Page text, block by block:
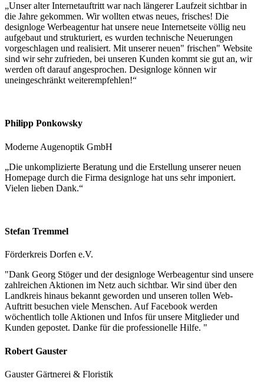
„Unser alter Internetauftritt war nach längerer Laufzeit sichtbar in
die Jahre gekommen. Wir wollten etwas neues, frisches! Die
designloge Werbeagentur hat unsere neue Internetseite völlig neu
aufgebaut und strukturiert, es wurden technische Neuerungen
vorgeschlagen und realisiert. Mit unserer neuen" frischen" Website
sind wir sehr zufrieden, bei unseren Kunden kommt sie gut an, wir
werden oft darauf angesprochen. Designloge können wir
uneingeschränkt weiterempfehlen!“
Philipp Ponkowsky
Moderne Augenoptik GmbH
„Die unkomplizierte Beratung und die Erstellung unserer neuen
Homepage durch die Firma designloge hat uns sehr imponiert.
Vielen lieben Dank.“
Stefan Tremmel
Förderkreis Dorfen e.V.
"Dank Georg Stöger und der designloge Werbeagentur sind unsere
zahlreichen Aktionen im Netz auch sichtbar. Wir sind über den
Landkreis hinaus bekannt geworden und unseren tollen Web-
Auftritt besuchen viele Menschen. Auf Facebook werden
wöchentlich tolle Aktionen und Infos für unsere Mitglieder und
Kunden gepostet. Danke für die professionelle Hilfe. "
Robert Gauster
Gauster Gärtnerei & Floristik